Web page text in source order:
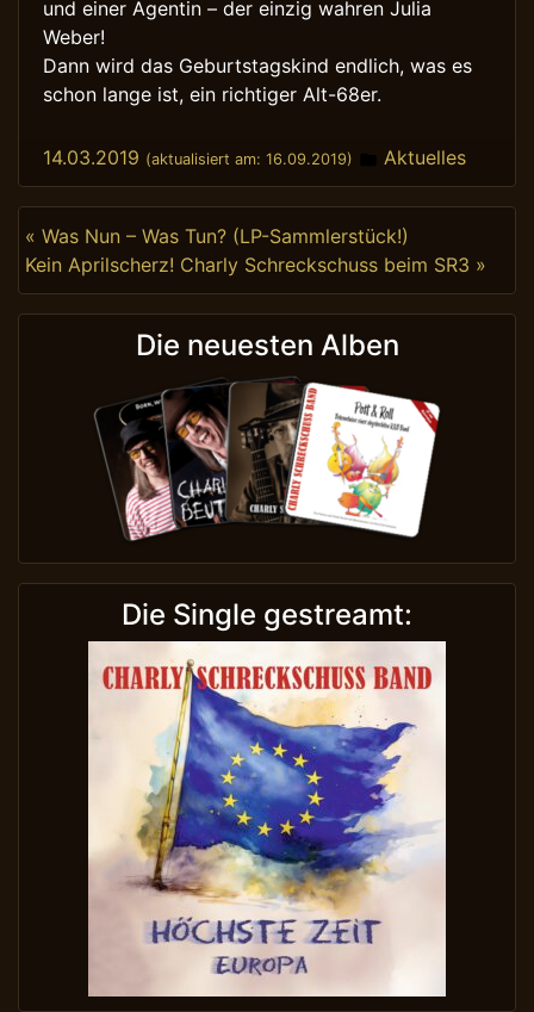
und einer Agentin – der einzig wahren Julia
Weber!
Dann wird das Geburtstagskind endlich, was es
schon lange ist, ein richtiger Alt-68er.
14.03.2019 (aktualisiert am: 16.09.2019) Posted in
Aktuelles
Beitragsnavigation
« Was Nun – Was Tun? (LP-Sammlerstück!)
Kein Aprilscherz! Charly Schreckschuss beim SR3 »
Die neuesten Alben
Die Single gestreamt: